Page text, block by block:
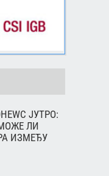
ЈУТРО:
ЛИ
ИЗМЕЂУ